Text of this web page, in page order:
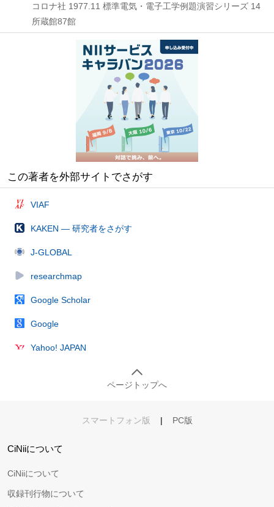
コロナ社 1977.11 標準電気・電子工学例題演習シリーズ 14
所蔵館87館
この著者を外部サイトでさがす
VIAF
KAKEN — 研究者をさがす
J-GLOBAL
researchmap
Google Scholar
Google
Yahoo! JAPAN
ページトップへ
スマートフォン版 | PC版
CiNiiについて
CiNiiについて
収録刊行物について